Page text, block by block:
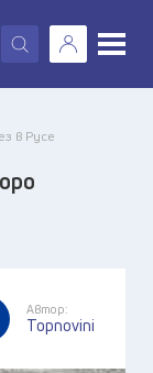
X
в Русе
Автор:
Topnovini